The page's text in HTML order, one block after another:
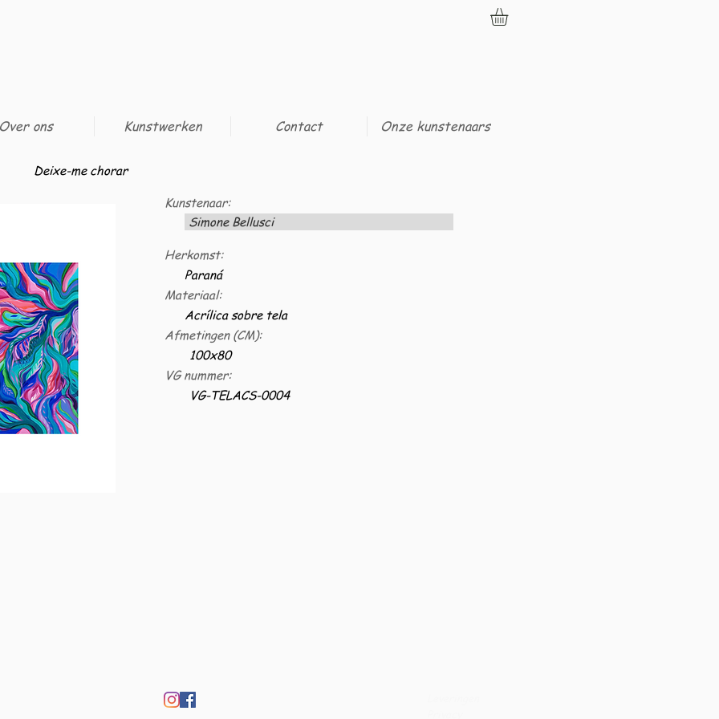
ons Kunstwerken Contact Onze kunstenaars
Deixe-me chorar
Kunstenaar:
Simone Bellusci
Herkomst:
Paraná
Materiaal:
Acrílica sobre tela
Afmetingen (CM):
100x80
VG nummer:
VG-TELACS-0004